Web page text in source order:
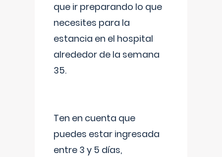
que ir preparando lo que
necesites para la
estancia en el hospital
alrededor de la semana
35.
Ten en cuenta que
puedes estar ingresada
entre 3 y 5 días,